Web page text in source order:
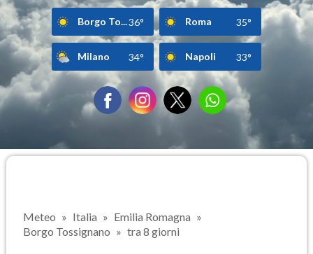
Borgo To...36° Roma 35°
Milano 34° Napoli 33°
Meteo Italia
Emilia Romagna
Borgo Tossignano
tra 8 giorni